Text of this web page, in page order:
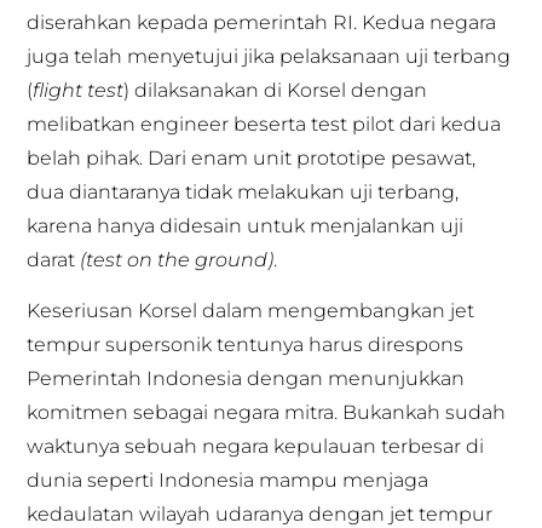
diserahkan kepada pemerintah RI. Kedua negara
juga telah menyetujui jika pelaksanaan uji terbang
(flight test) dilaksanakan di Korsel dengan
melibatkan engineer beserta test pilot dari kedua
belah pihak. Dari enam unit prototipe pesawat,
dua diantaranya tidak melakukan uji terbang,
karena hanya didesain untuk menjalankan uji
darat (test on the ground).
Keseriusan Korsel dalam mengembangkan jet
tempur supersonik tentunya harus direspons
Pemerintah Indonesia dengan menunjukkan
komitmen sebagai negara mitra. Bukankah sudah
waktunya sebuah negara kepulauan terbesar di
dunia seperti Indonesia mampu menjaga
kedaulatan wilayah udaranya dengan jet tempur